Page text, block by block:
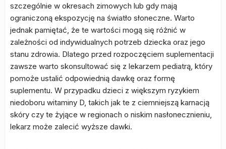
szczególnie w okresach zimowych lub gdy mają
ograniczoną ekspozycję na światło słoneczne. Warto
jednak pamiętać, że te wartości mogą się różnić w
zależności od indywidualnych potrzeb dziecka oraz jego
stanu zdrowia. Dlatego przed rozpoczęciem suplementacji
zawsze warto skonsultować się z lekarzem pediatrą, który
pomoże ustalić odpowiednią dawkę oraz formę
suplementu. W przypadku dzieci z większym ryzykiem
niedoboru witaminy D, takich jak te z ciemniejszą karnacją
skóry czy te żyjące w regionach o niskim nasłonecznieniu,
lekarz może zalecić wyższe dawki.